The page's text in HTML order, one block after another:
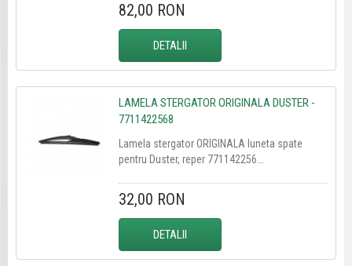
82,00 RON
DETALII
LAMELA STERGATOR ORIGINALA DUSTER -
7711422568
Lamela stergator ORIGINALA luneta spate
pentru Duster, reper 771142256...
32,00 RON
DETALII